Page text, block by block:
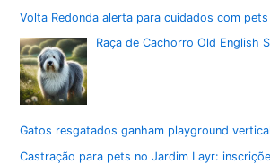
Volta Redonda alerta para cuidados com pets
Raça de Cachorro Old English
Gatos resgatados ganham playground
Castração para pets no Jardim Layr: